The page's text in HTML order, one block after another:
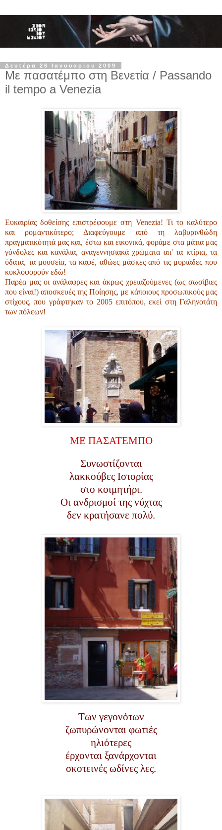
Δευτέρα 26 Ιανουαρίου 2009
Με πασατέμπο στη Βενετία / Passando
il tempo a Venezia
Ευκαιρίας δοθείσης επιστρέφουμε στη Venezia! Τι το καλύτερο
και ρομαντικότερο; Διαφεύγουμε από τη λαβυρινθώδη
πραγματικότητά μας και, έστω και εικονικά, φοράμε στα μάτια μας
γόνδολες και κανάλια, αναγεννησιακά χρώματα απ' τα κτίρια, τα
ύδατα, τα μουσεία, τα καφέ, αθώες μάσκες από τις μυριάδες που
κυκλοφορούν εδώ!
Παρέα μας οι ανάλαφρες και άκρως χρειαζούμενες (ως σωσίβιες
που είναι!) αποσκευές της Ποίησης, με κάποιους προσωπικούς μας
στίχους, που γράφτηκαν το 2005 επιτόπου, εκεί στη Γαληνοτάτη
των πόλεων!
ΜΕ ΠΑΣΑΤΕΜΠΟ
Συνωστίζονται
λακκούβες Ιστορίας
στο κοιμητήρι.
Οι ανδρισμοί της νύχτας
δεν κρατήσανε πολύ.
Των γεγονότων
ζωπυρώνονται φωτιές
ηλιότερες
έρχονται ξανάρχονται
σκοτεινές ωδίνες λες.